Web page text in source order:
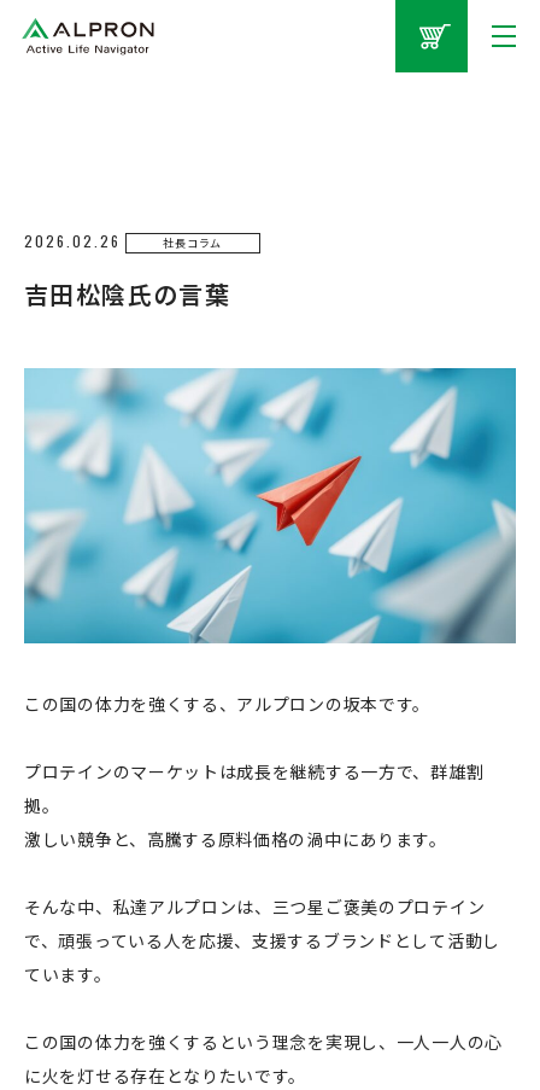
2026.02.26 社長コラム
吉田松陰氏の言葉
この国の体力を強くする、アルプロンの坂本です。
プロテインのマーケットは成長を継続する一方で、群雄割
拠。
激しい競争と、高騰する原料価格の渦中にあります。
そんな中、私達アルプロンは、三つ星ご褒美のプロテイン
で、頑張っている人を応援、支援するブランドとして活動し
ています。
この国の体力を強くするという理念を実現し、一人一人の心
に火を灯せる存在となりたいです。